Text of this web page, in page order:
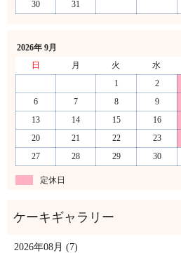
30
31
2026年 9月
日
月 火 水
1
2
6
7 8 9
13
14 15 16
20
21 22 23
27
28 29 30
定休日
2026年08月 (7)